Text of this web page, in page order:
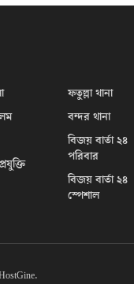
ফতুল্লা থানা
বন্দর থানা
বিজয় বার্তা ২৪
পরিবার
বিজয় বার্তা ২৪
স্পেশাল
.